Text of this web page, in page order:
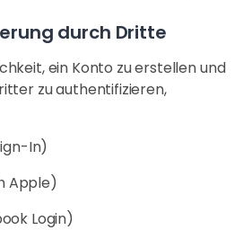
durch Dritte
ein Konto zu erstellen und
zu authentifizieren,
In)
Apple)
Login)